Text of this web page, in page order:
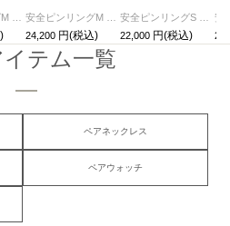
24,200
22,000
テム一覧
ペアネックレス
ペアウォッチ